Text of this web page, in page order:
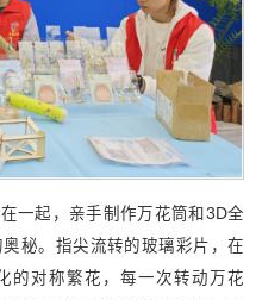
一起，亲手制作万花筒和3D全
秘。指尖流转的玻璃彩片，在
的对称繁花，每一次转动万花